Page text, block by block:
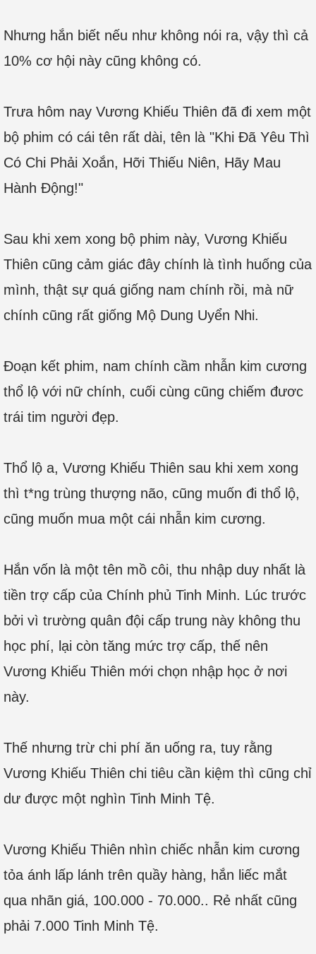
Nhưng hắn biết nếu như không nói ra, vậy thì cả
10% cơ hội này cũng không có.
Trưa hôm nay Vương Khiếu Thiên đã đi xem một
bộ phim có cái tên rất dài, tên là "Khi Đã Yêu Thì
Có Chi Phải Xoắn, Hỡi Thiếu Niên, Hãy Mau
Hành Động!"
Sau khi xem xong bộ phim này, Vương Khiếu
Thiên cũng cảm giác đây chính là tình huống của
mình, thật sự quá giống nam chính rồi, mà nữ
chính cũng rất giống Mộ Dung Uyển Nhi.
Đoạn kết phim, nam chính cầm nhẫn kim cương
thổ lộ với nữ chính, cuối cùng cũng chiếm đươc
trái tim người đẹp.
Thổ lộ a, Vương Khiếu Thiên sau khi xem xong
thì t*ng trùng thượng não, cũng muốn đi thổ lộ,
cũng muốn mua một cái nhẫn kim cương.
Hắn vốn là một tên mồ côi, thu nhập duy nhất là
tiền trợ cấp của Chính phủ Tinh Minh. Lúc trước
bởi vì trường quân đội cấp trung này không thu
học phí, lại còn tăng mức trợ cấp, thế nên
Vương Khiếu Thiên mới chọn nhập học ở nơi
này.
Thế nhưng trừ chi phí ăn uống ra, tuy rằng
Vương Khiếu Thiên chi tiêu cần kiệm thì cũng chỉ
dư được một nghìn Tinh Minh Tệ.
Vương Khiếu Thiên nhìn chiếc nhẫn kim cương
tỏa ánh lấp lánh trên quầy hàng, hắn liếc mắt
qua nhãn giá, 100.000 - 70.000.. Rẻ nhất cũng
phải 7.000 Tinh Minh Tệ.